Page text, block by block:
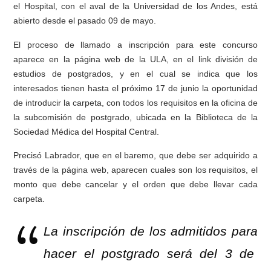
el Hospital, con el aval de la Universidad de los Andes, está
abierto desde el pasado 09 de mayo.
El proceso de llamado a inscripción para este concurso
aparece en la página web de la ULA, en el link división de
estudios de postgrados, y en el cual se indica que los
interesados tienen hasta el próximo 17 de junio la oportunidad
de introducir la carpeta, con todos los requisitos en la oficina de
la subcomisión de postgrado, ubicada en la Biblioteca de la
Sociedad Médica del Hospital Central.
Precisó Labrador, que en el baremo, que debe ser adquirido a
través de la página web, aparecen cuales son los requisitos, el
monto que debe cancelar y el orden que debe llevar cada
carpeta.
La inscripción de los admitidos para
hacer el postgrado será del 3 de